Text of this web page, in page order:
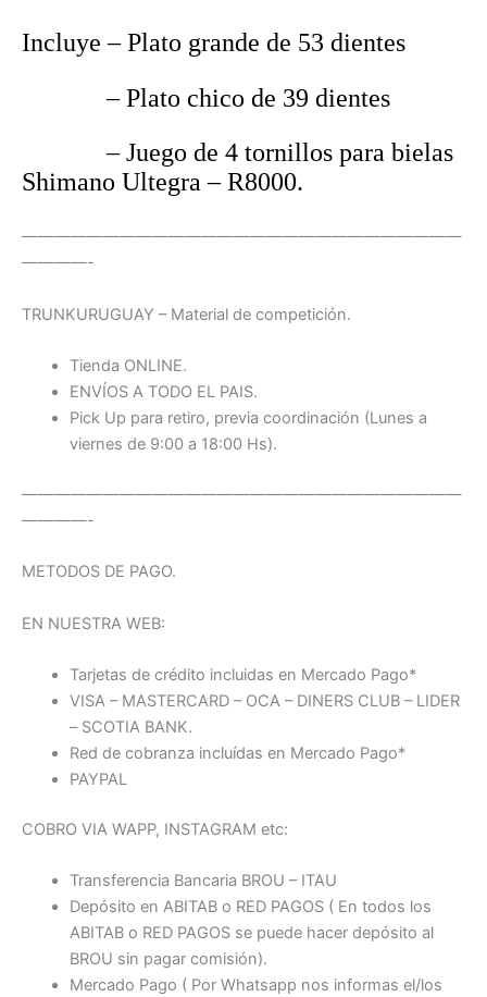
Incluye – Plato grande de 53 dientes
– Plato chico de 39 dientes
– Juego de 4 tornillos para bielas
Shimano Ultegra – R8000.
———————————————————————————
————-
TRUNKURUGUAY – Material de competición.
Tienda ONLINE.
ENVÍOS A TODO EL PAIS.
Pick Up para retiro, previa coordinación (Lunes a
viernes de 9:00 a 18:00 Hs).
———————————————————————————
————-
METODOS DE PAGO.
EN NUESTRA WEB:
Tarjetas de crédito incluidas en Mercado Pago*
VISA – MASTERCARD – OCA – DINERS CLUB – LIDER
– SCOTIA BANK.
Red de cobranza incluídas en Mercado Pago*
PAYPAL
COBRO VIA WAPP, INSTAGRAM etc:
Transferencia Bancaria BROU – ITAU
Depósito en ABITAB o RED PAGOS ( En todos los
ABITAB o RED PAGOS se puede hacer depósito al
BROU sin pagar comisión).
Mercado Pago ( Por Whatsapp nos informas el/los